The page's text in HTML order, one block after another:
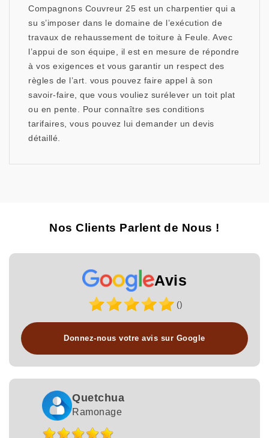
Compagnons Couvreur 25 est un charpentier qui a
su s’imposer dans le domaine de l’exécution de
travaux de rehaussement de toiture à Feule. Avec
l’appui de son équipe, il est en mesure de répondre
à vos exigences et vous garantir un respect des
règles de l’art. vous pouvez faire appel à son
savoir-faire, que vous vouliez surélever un toit plat
ou en pente. Pour connaître ses conditions
tarifaires, vous pouvez lui demander un devis
détaillé.
Nos Clients Parlent de Nous !
Avis
()
Donnez-nous votre avis sur Google
Quetchua
Ramonage